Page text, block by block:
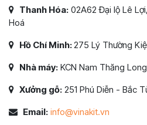
Thanh Hóa: 02A62 Đại lộ Lê
Hoá
Hồ Chí Minh:275 Lý Thường
Nhà máy: KCN Nam Thăng
Xưởng gỗ: 251 Phú Diễn - Bắc
Email: info@vinakit.vn